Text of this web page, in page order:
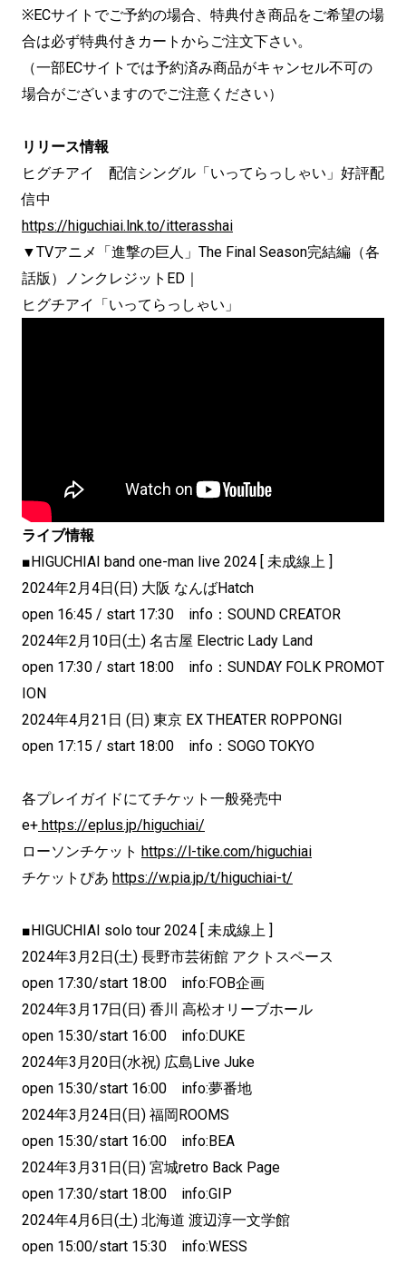
※ECサイトでご予約の場合、特典付き商品をご希望の場
合は必ず特典付きカートからご注文下さい。
（一部ECサイトでは予約済み商品がキャンセル不可の
場合がございますのでご注意ください）
リリース情報
ヒグチアイ 配信シングル「いってらっしゃい」好評配
信中
https://higuchiai.lnk.to/itterasshai
▼TVアニメ「進撃の巨人」The Final Season完結編（各
話版）ノンクレジットED｜
ヒグチアイ「いってらっしゃい」
ライブ情報
■HIGUCHIAI band one-man live 2024 [ 未成線上 ]
2024年2月4日(日) 大阪 なんばHatch
open 16:45 / start 17:30 info：SOUND CREATOR
2024年2月10日(土) 名古屋 Electric Lady Land
open 17:30 / start 18:00 info：SUNDAY FOLK PROMOT
ION
2024年4月21日 (日) 東京 EX THEATER ROPPONGI
open 17:15 / start 18:00 info：SOGO TOKYO
各プレイガイドにてチケット一般発売中
e+ https://eplus.jp/higuchiai/
ローソンチケット https://l-tike.com/higuchiai
チケットぴあ https://w.pia.jp/t/higuchiai-t/
■HIGUCHIAI solo tour 2024 [ 未成線上 ]
2024年3月2日(土) 長野市芸術館 アクトスペース
open 17:30/start 18:00 info:FOB企画
2024年3月17日(日) 香川 高松オリーブホール
open 15:30/start 16:00 info:DUKE
2024年3月20日(水祝) 広島Live Juke
open 15:30/start 16:00 info:夢番地
2024年3月24日(日) 福岡ROOMS
open 15:30/start 16:00 info:BEA
2024年3月31日(日) 宮城retro Back Page
open 17:30/start 18:00 info:GIP
2024年4月6日(土) 北海道 渡辺淳一文学館
open 15:00/start 15:30 info:WESS